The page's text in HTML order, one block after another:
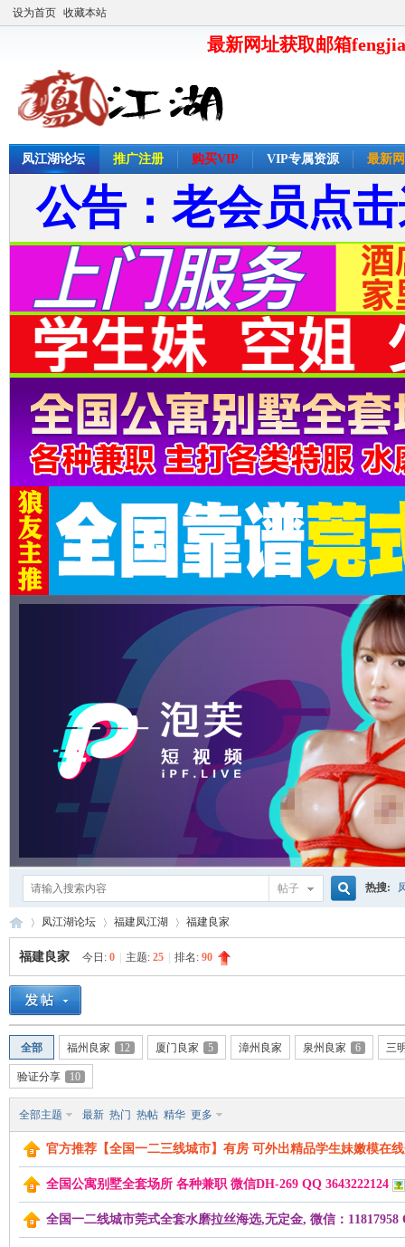
设为首页 收藏本站
最新网址获取邮箱
凤江湖论坛 推广注册 购买VIP VIP专属资源 最新
公告：老会员点
帖子 热搜:
»
凤江湖论坛 福建凤江湖 福建良家
福建良家 今日: 0 主题: 25 排名: 90
全部 福州良家 12 厦门良家 5 漳州良家 泉州良家 6 三
验证分享 10
全部主题 最新 热门 热帖 精华 更多
官方推荐【全国一二三线城市】有房 可外出精品学生妹嫩模在
全国公寓别墅全套场所 各种兼职 微信DH-269 QQ 3643222124
全国一二线城市莞式全套水磨拉丝海选,无定金, 微信：11817958